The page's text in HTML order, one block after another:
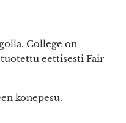
College on
eettisesti Fair
konepesu.